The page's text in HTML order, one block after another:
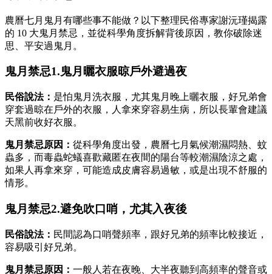
農曆七月鬼月有哪些事不能做？以下整理民俗專家謝沅瑾揭露
的 10 大鬼月禁忌，並從科學角度拆解背後原因，教你破除迷
思、平安過鬼月。
鬼月禁忌1.鬼月曬衣服晾戶外避過夜
民俗說法： 是怕鬼月洗衣服，尤其鬼月晚上曬衣服，好兄弟會
穿套過晾在戶外的衣服，人拿來穿容易生病，所以長輩會建議
天黑前收好衣服。
鬼月禁忌原因： 從科學角度出發，農曆七月氣候潮濕悶熱、蚊
蟲多，而毒蟲蛇蟻喜歡藏匿在夜間的陽台等較潮濕陰涼之處，
如果人再拿來穿，可能造成皮膚容易過敏，或是出現不舒服的
情形。
鬼月禁忌2.避免吹口哨，尤其入夜後
民俗說法： 民間認為口哨聲頻率，跟好兄弟的頻率比較接近，
容易吸引好兄弟。
鬼月禁忌原因： 一般人若在夜晚、大半夜聽到高頻率的聲音或